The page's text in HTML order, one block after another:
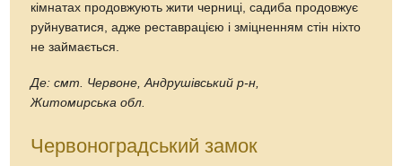
кімнатах продовжують жити черниці, садиба продовжує
руйнуватися, адже реставрацією і зміцненням стін ніхто
не займається.
Де: смт. Червоне, Андрушівський р-н,
Житомирська обл.
Червоноградський замок